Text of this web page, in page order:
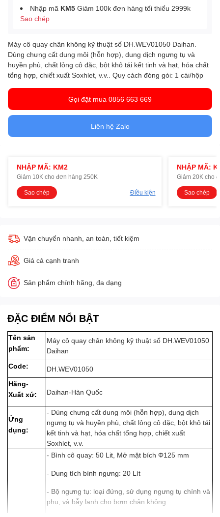
Nhập mã KM5 Giảm 100k đơn hàng tối thiểu 2999k
Sao chép
Máy cô quay chân không kỹ thuật số DH.WEV01050 Daihan.
Dùng chưng cất dung môi (hỗn hợp), dung dịch ngưng tụ và
huyền phù, chất lỏng cô đặc, bột khô tái kết tinh và hạt, hóa chất
tổng hợp, chiết xuất Soxhlet, v.v.. Quy cách đóng gói: 1 cái/hộp
Gọi đặt mua 0856 663 669
Liên hệ Zalo
NHẬP MÃ: KM2
Giảm 10K cho đơn hàng 250K
Sao chép Điều kiện
NHẬP MÃ:
Giảm 20K cho
Sao chép
Vận chuyển nhanh, an toàn, tiết kiệm
Giá cả cạnh tranh
Sản phẩm chính hãng, đa dạng
ĐẶC ĐIỂM NỔI BẬT
Tên sản
phẩm:
Máy cô quay chân không kỹ thuật số DH.WEV01050
Daihan
Code: DH.WEV01050
Hãng-
Xuất xứ:
Daihan-Hàn Quốc
Ứng
dụng:
- Dùng chưng cất dung môi (hỗn hợp), dung dịch
ngưng tụ và huyền phù, chất lỏng cô đặc, bột khô tái
kết tinh và hạt, hóa chất tổng hợp, chiết xuất
Soxhlet, v.v.
- Bình cô quay: 50 Lit, Mở mặt bích Φ125 mm
- Dung tích bình ngưng: 20 Lít
- Bộ ngưng tụ: loại đứng, sử dụng ngưng tụ chính và
phụ, và bẫy lạnh cho bơm chân không